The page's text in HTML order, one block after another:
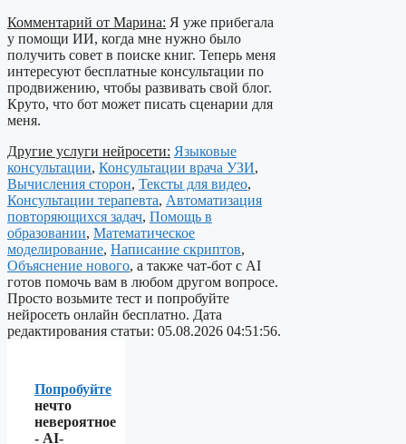
Комментарий от Марина: Я уже прибегала
у помощи ИИ, когда мне нужно было
получить совет в поиске книг. Теперь меня
интересуют бесплатные консультации по
продвижению, чтобы развивать свой блог.
Круто, что бот может писать сценарии для
меня.
Другие услуги нейросети: Языковые
консультации, Консультации врача УЗИ,
Вычисления сторон, Тексты для видео,
Консультации терапевта, Автоматизация
повторяющихся задач, Помощь в
образовании, Математическое
моделирование, Написание скриптов,
Объяснение нового, а также чат-бот с AI
готов помочь вам в любом другом вопросе.
Просто возьмите тест и попробуйте
нейросеть онлайн бесплатно. Дата
редактирования статьи: 05.08.2026 04:51:56.
Попробуйте
нечто
невероятное
- AI-